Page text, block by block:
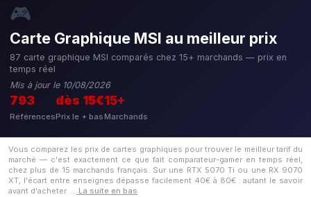
🎮
Carte Graphique MSI au meilleur prix
87 carte graphique MSI comparés chez 15+ marchands — prix en
temps réel
Mis à jour le 10/08/2026
793
Références
dès 15€
Prix le + bas
15+
Marchands
Vous comparez les prix de cartes graphiques pour trouver le meilleur tarif du
marché — c'est exactement ce que fait comparateur-gamer en temps réel,
chez plus de 15 marchands français. Sur une RTX 5070 Ti ou une RX 9070
XT, l'écart entre enseignes dépasse facilement 40€ à 80€ : autant le savoir
avant d'acheter. … La suite en bas